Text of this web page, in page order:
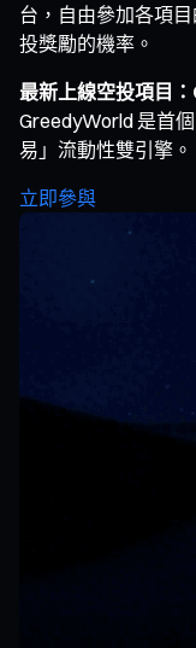
台，自由參加各項
投獎勵的機率。
最新上線空投項目
GreedyWorld 是首
易」流動性雙引擎。
立即參與